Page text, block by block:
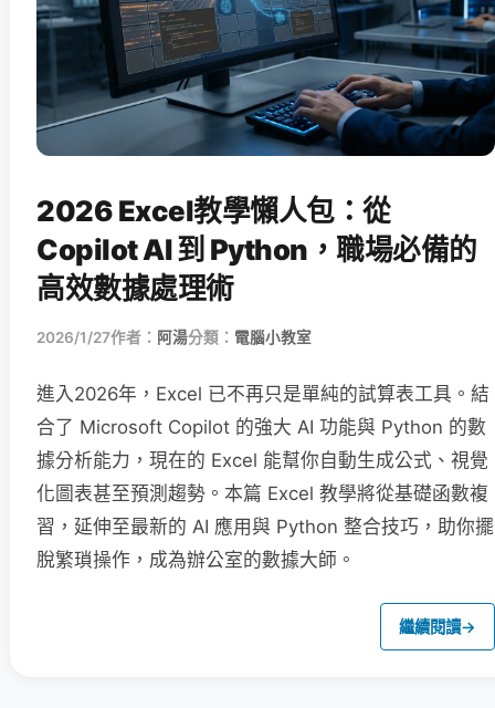
2026 Excel教學懶人包：從
Copilot AI 到 Python，職場必備的
高效數據處理術
2026/1/27作者： 阿湯分類： 電腦小教室
進入2026年，Excel 已不再只是單純的試算表工具。結
合了 Microsoft Copilot 的強大 AI 功能與 Python 的數
據分析能力，現在的 Excel 能幫你自動生成公式、視覺
化圖表甚至預測趨勢。本篇 Excel 教學將從基礎函數複
習，延伸至最新的 AI 應用與 Python 整合技巧，助你擺
脫繁瑣操作，成為辦公室的數據大師。
繼續閱讀→